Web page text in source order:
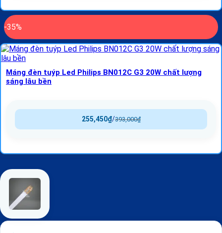
-35%
Máng đèn tuýp Led Philips BN012C G3 20W chất lượng
sáng lâu bền
393,000₫
/
255,450₫